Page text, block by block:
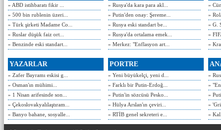
» ABD istihbaratı fikir ...
» 500 bin rublenin üzeri...
» Türk şirketi Madame Co...
» Ruslar düşük faiz ort...
» Benzinde eski standart...
» Rusya'da kara para akl...
» Putin'den onay: Şereme...
» Rusya eski standart be...
» Rusya'da ortalama emek...
» Merkez: "Enflasyon art...
»
»
» G.
»
»
YAZARLAR
» Zafer Bayramı eskisi g...
» Osman'ın mühimi...
» 1 Nisan arifesinde son...
» Çekoslovakyalılaştıram...
» Banyo bahane, sosyalle...
PORTRE
» Yeni büyükelçi, yeni d...
» Farklı bir Putin-Erdoğ...
» Putin'in sözcüsü Pesko...
» Hülya Arslan'ın çeviri...
» RTİB genel sekreteri e...
»
»
»
»
»